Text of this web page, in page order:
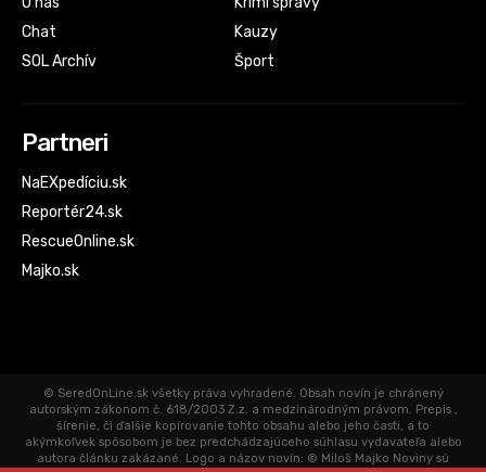
Chat
SOL Archív
Kauzy
Šport
Partneri
NaEXpedíciu.sk
Reportér24.sk
RescueOnline.sk
Majko.sk
© SeredOnLine.sk všetky práva vyhradené. Obsah novín je chránený
autorským zákonom č. 618/2003 Z.z. a medzinárodným právom. Prepis ,
šírenie, či ďalšie kopírovanie tohto obsahu alebo jeho časti, a to
akýmkoľvek spôsobom je bez predchádzajúceho súhlasu vydavateľa alebo
autora článku zakázané. Logo a názov novín: © Miloš Majko Noviny sú